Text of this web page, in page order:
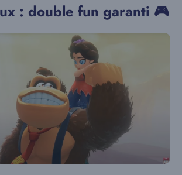
: double fun garanti 🎮